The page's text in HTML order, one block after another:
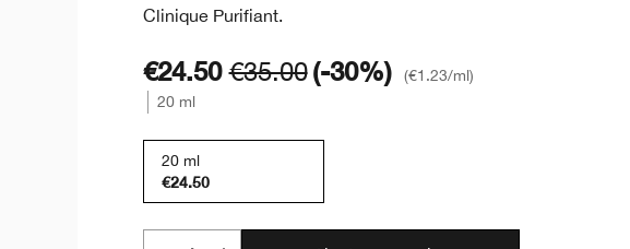
Clinique Purifiant.
€24.50€35.00(-30%) €1.23/ml
20 ml
20 ml
€24.50